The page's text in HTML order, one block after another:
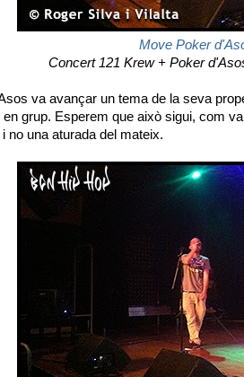
Move Poker
Concert 121 Krew + Poker
va avançar un tema de la seva
grup. Esperem que això sigui, com
no una aturada del mateix.